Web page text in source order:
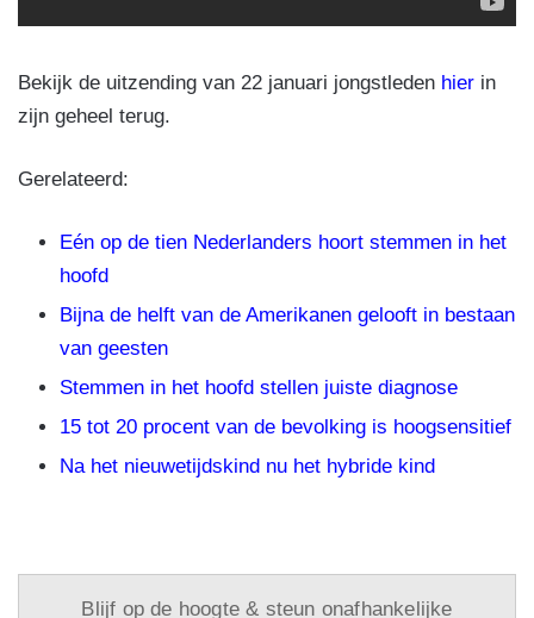
Bekijk de uitzending van 22 januari jongstleden hier in
zijn geheel terug.
Gerelateerd:
Eén op de tien Nederlanders hoort stemmen in het
hoofd
Bijna de helft van de Amerikanen gelooft in bestaan
van geesten
Stemmen in het hoofd stellen juiste diagnose
15 tot 20 procent van de bevolking is hoogsensitief
Na het nieuwetijdskind nu het hybride kind
Blijf op de hoogte & steun onafhankelijke